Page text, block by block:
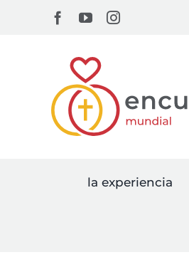
Facebook
YouTubeInstagram
la experiencia